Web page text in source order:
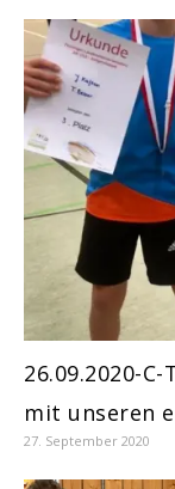
26.09.2020-
mit unseren
27. September 2020